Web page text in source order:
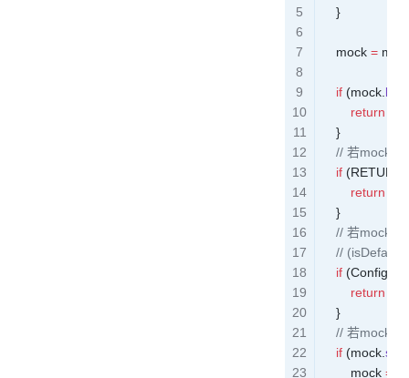
    }
    mock
=
    if
(mock
        return
    }
// 若mock
    if
(
        return
    }
// 若mock
//
    if
(
        return
    }
// 若mock以
    if
(mock
        mock
=